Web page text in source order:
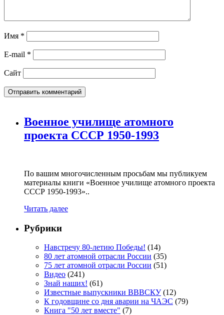
Имя *
E-mail *
Сайт
Военное училище атомного
проекта СССР 1950-1993
По вашим многочисленным просьбам мы публикуем
материалы книги «Военное училище атомного проекта
СССР 1950-1993»..
Читать далее
Рубрики
Навстречу 80-летию Победы! (14)
80 лет атомной отрасли России (35)
75 лет атомной отрасли России (51)
Видео (241)
Знай наших! (61)
Известные выпускники ВВВСКУ(12)
К годовщине со дня аварии на ЧАЭС (79)
Книга "50 лет вместе" (7)